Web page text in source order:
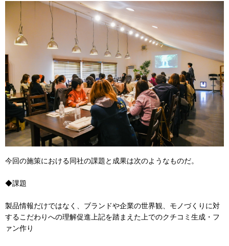
今回の施策における同社の課題と成果は次のようなものだ。
◆課題
製品情報だけではなく、ブランドや企業の世界観、モノづくりに対
するこだわりへの理解促進上記を踏まえた上でのクチコミ生成・フ
ァン作り